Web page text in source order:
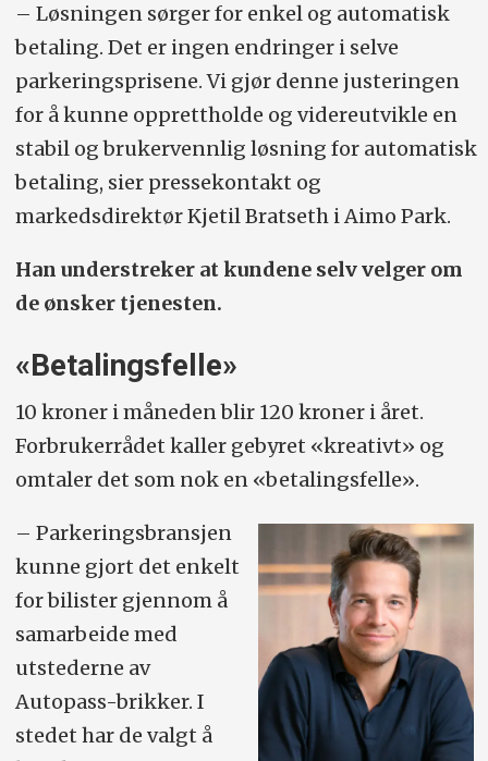
– Løsningen sørger for enkel og automatisk
betaling. Det er ingen endringer i selve
parkeringsprisene. Vi gjør denne justeringen
for å kunne opprettholde og videreutvikle en
stabil og brukervennlig løsning for automatisk
betaling, sier pressekontakt og
markedsdirektør Kjetil Bratseth i Aimo Park.
Han understreker at kundene selv velger om
de ønsker tjenesten.
«Betalingsfelle»
10 kroner i måneden blir 120 kroner i året.
Forbrukerrådet kaller gebyret «kreativt» og
omtaler det som nok en «betalingsfelle».
– Parkerings­bransjen
kunne gjort det enkelt
for bilister gjennom å
samarbeide med
utstederne av
Autopass-brikker. I
stedet har de valgt å